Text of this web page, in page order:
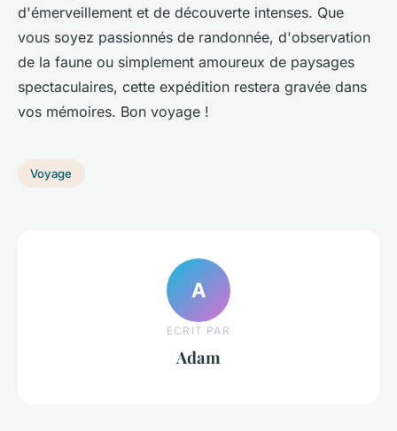
d'émerveillement et de découverte intenses. Que
vous soyez passionnés de randonnée, d'observation
de la faune ou simplement amoureux de paysages
spectaculaires, cette expédition restera gravée dans
vos mémoires. Bon voyage !
Voyage
A
ECRIT PAR
Adam